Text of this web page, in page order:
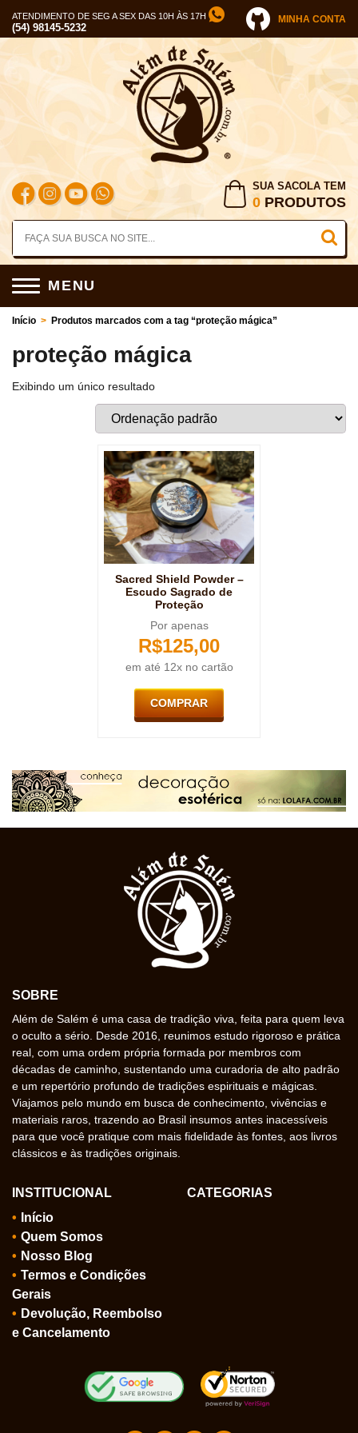
ATENDIMENTO DE SEG A SEX DAS 10H ÀS 17H
(54) 98145-5232
MINHA CONTA
SUA SACOLA TEM
0 PRODUTOS
MENU
Início > Produtos marcados com a tag “proteção mágica”
proteção mágica
Exibindo um único resultado
Sacred Shield Powder –
Escudo Sagrado de
Proteção
Por apenas
R$125,00
em até 12x no cartão
COMPRAR
SOBRE
Além de Salém é uma casa de tradição viva, feita para quem leva
o oculto a sério. Desde 2016, reunimos estudo rigoroso e prática
real, com uma ordem própria formada por membros com
décadas de caminho, sustentando uma curadoria de alto padrão
e um repertório profundo de tradições espirituais e mágicas.
Viajamos pelo mundo em busca de conhecimento, vivências e
materiais raros, trazendo ao Brasil insumos antes inacessíveis
para que você pratique com mais fidelidade às fontes, aos livros
clássicos e às tradições originais.
INSTITUCIONAL
Início
Quem Somos
Nosso Blog
Termos e Condições
Gerais
Devolução, Reembolso
e Cancelamento
CATEGORIAS